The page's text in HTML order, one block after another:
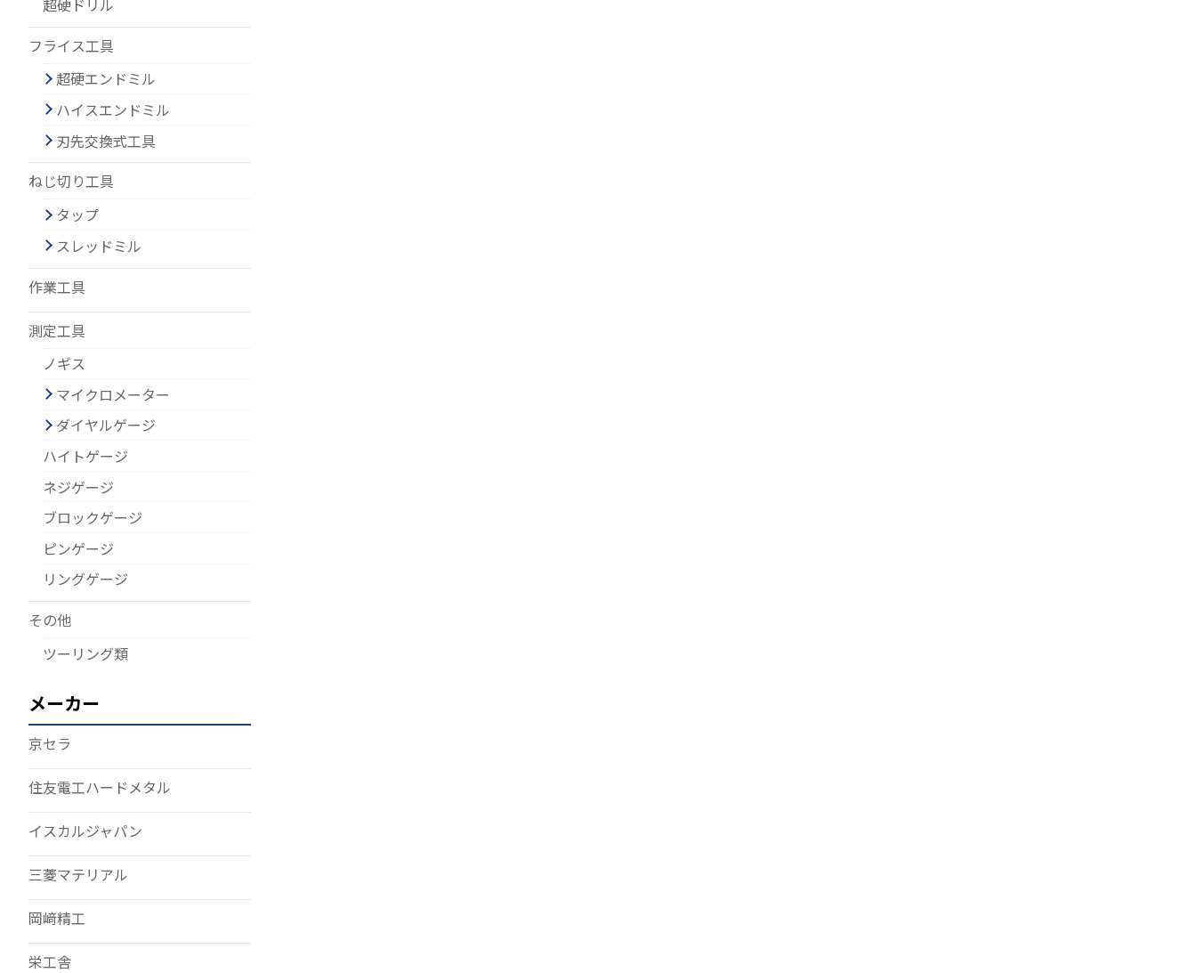
フライス工具
超硬エンドミル
ハイスエンドミル
刃先交換式工具
ねじ切り工具
タップ
スレッドミル
作業工具
測定工具
ノギス
マイクロメーター
ダイヤルゲージ
ハイトゲージ
ネジゲージ
ブロックゲージ
ピンゲージ
リングゲージ
その他
ツーリング類
メーカー
京セラ
住友電工ハードメタル
イスカルジャパン
三菱マテリアル
岡﨑精工
栄工舎